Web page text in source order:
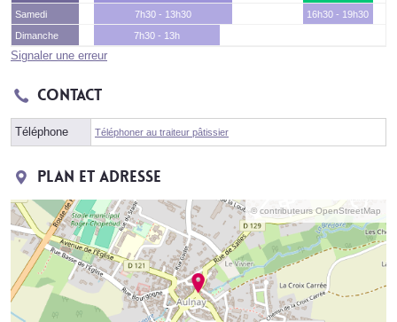
Samedi
7h30 - 13h30
16h30 - 19h30
Dimanche
7h30 - 13h
Signaler une erreur
Contact
Téléphone Téléphoner au traiteur pâtissier
Plan et adresse
© contributeurs OpenStreetMap